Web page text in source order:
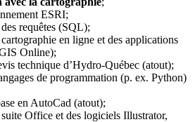
ESRI;
requêtes (SQL);
en ligne et des applications
Online);
technique d’Hydro-Québec (atout);
de programmation (p. ex. Python)
en AutoCad (atout);
Office et des logiciels Illustrator,